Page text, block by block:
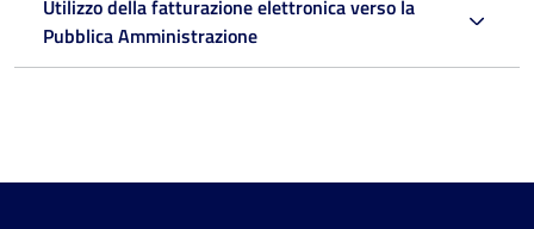
Utilizzo della fatturazione elettronica verso la
Pubblica Amministrazione